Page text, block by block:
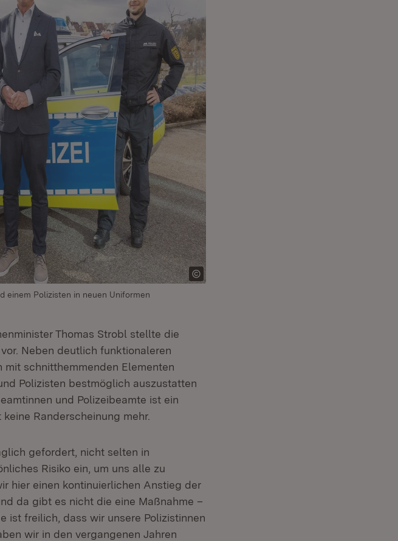
einem Polizisten in neuen Uniformen
Thomas Strobl stellte die
Neben deutlich funktionaleren
schnitthemmenden Elementen
Polizisten bestmöglich auszustatten
und Polizeibeamte ist ein
Randerscheinung mehr.
gefordert, nicht selten in
Risiko ein, um uns alle zu
hier einen kontinuierlichen Anstieg der
da gibt es nicht die eine Maßnahme –
ist freilich, dass wir unsere Polizistinnen
wir in den vergangenen Jahren